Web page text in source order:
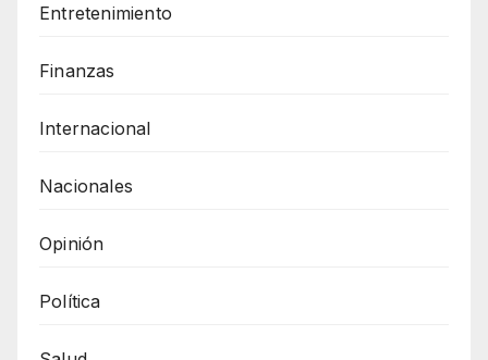
Entretenimiento
Finanzas
Internacional
Nacionales
Opinión
Política